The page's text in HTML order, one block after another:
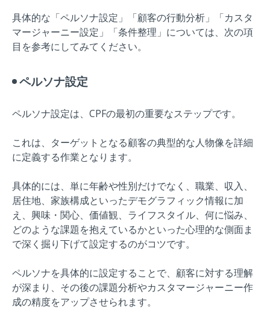
具体的な「ペルソナ設定」「顧客の行動分析」「カスタ
マージャーニー設定」「条件整理」については、次の項
目を参考にしてみてください。
ペルソナ設定
ペルソナ設定は、CPFの最初の重要なステップです。
これは、ターゲットとなる顧客の典型的な人物像を詳細
に定義する作業となります。
具体的には、単に年齢や性別だけでなく、職業、収入、
居住地、家族構成といったデモグラフィック情報に加
え、興味・関心、価値観、ライフスタイル、何に悩み、
どのような課題を抱えているかといった心理的な側面ま
で深く掘り下げて設定するのがコツです。
ペルソナを具体的に設定することで、顧客に対する理解
が深まり、その後の課題分析やカスタマージャーニー作
成の精度をアップさせられます。